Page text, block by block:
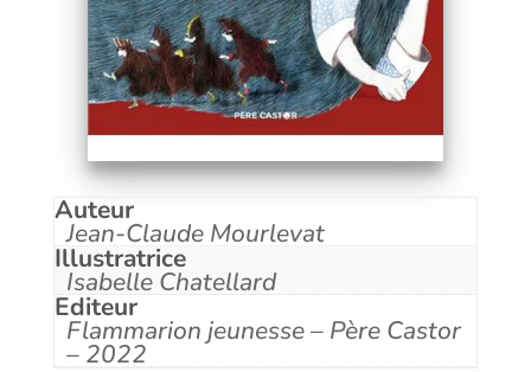
Auteur
Jean-Claude Mourlevat
Illustratrice
Isabelle Chatellard
Editeur
Flammarion jeunesse – Père Castor
– 2022